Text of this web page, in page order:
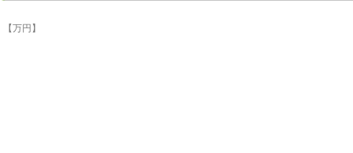
【万円】